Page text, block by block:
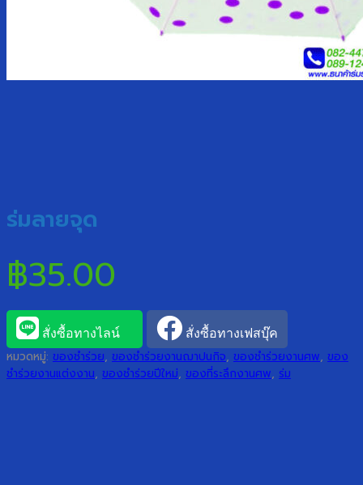
ร่มลายจุด
฿35.00
สั่งซื้อทางไลน์ สั่งซื้อทางเฟสบุ๊ค
หมวดหมู่: ของชำร่วย, ของชำร่วยงานฌาปนกิจ, ของชำร่วยงานศพ, ของ
ชำร่วยงานแต่งงาน, ของชำร่วยปีใหม่, ของที่ระลึกงานศพ, ร่ม